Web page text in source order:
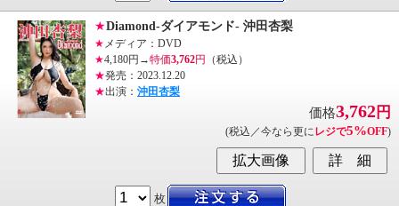
★Diamond-ダイアモンド- 沖田杏梨
★ メディア：DVD
★4,180円→特価3,762円
（税込）
★発売：2023.12.20
★出演： 沖田杏梨
価格3,762円
(税込／今なら更に レジで5%OFF)
枚